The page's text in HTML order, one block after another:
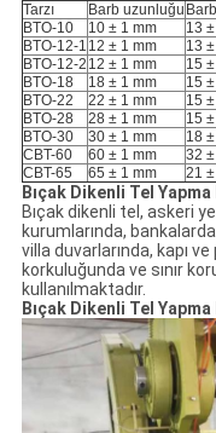
Tarzı Barb uzunluğu
BTO-10
10 ± 1 mm 13
BTO-12-1 12 ± 1 mm 13
BTO-12-2 12 ± 1 mm 15
BTO-18
18 ± 1 mm 15
BTO-22
22 ± 1 mm 15
BTO-28
28 ± 1 mm 15
BTO-30
30 ± 1 mm 18
CBT-60
60 ± 1 mm 32
CBT-65
65 ± 1 mm 21
Bıçak Dikenli Tel
Bıçak dikenli tel, askeri
kurumlarında,
villa duvarlarında, kapı
korkuluğunda ve sınır
kullanılmaktadır.
Bıçak Dikenli Tel